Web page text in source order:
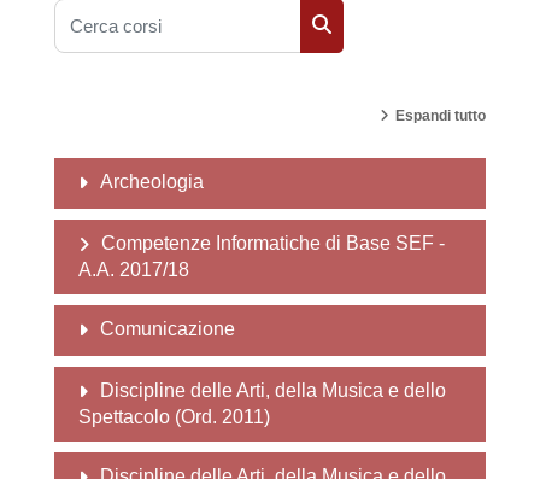
Cerca corsi
Cerca corsi
Espandi tutto
Archeologia
Competenze Informatiche di Base SEF -
A.A. 2017/18
Comunicazione
Discipline delle Arti, della Musica e dello
Spettacolo (Ord. 2011)